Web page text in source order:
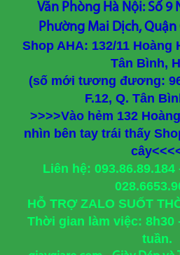
Văn Phòng Hà Nội: Số 9
Phường Mai Dịch, Quận
Shop AHA: 132/11 Hoàng
Tân Bình,
(số mới tương đương:
F.12, Q. Tân
>>>>Vào hẻm 132
nhìn bên tay trái thấy
Liên hệ: 093.86.89.184
HỖ TRỢ ZALO SUỐT
Thời gian làm việc: 8h30
tuần.